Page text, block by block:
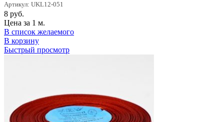
Артикул: UKL12-051
8 руб.
Цена за 1 м.
В список желаемого
В корзину
Быстрый просмотр